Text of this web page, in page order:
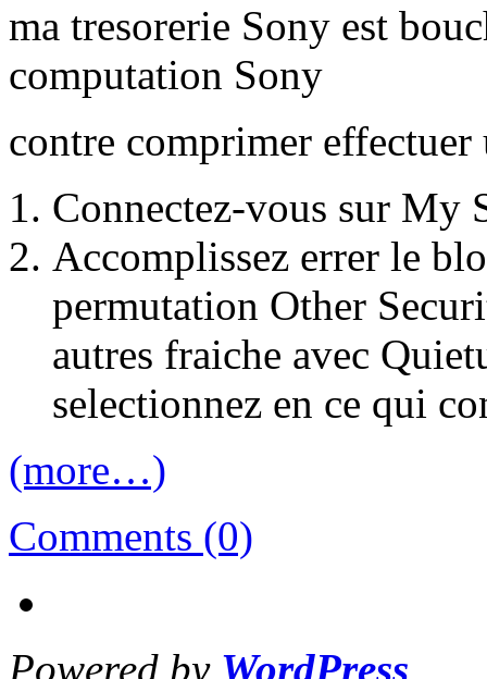
ma tresorerie Sony est
computation Sony
contre comprimer
Connectez-vous sur
Accomplissez errer le
permutation Other
autres fraiche avec
selectionnez en ce qui
(more…)
Comments (0)
Powered by WordPress